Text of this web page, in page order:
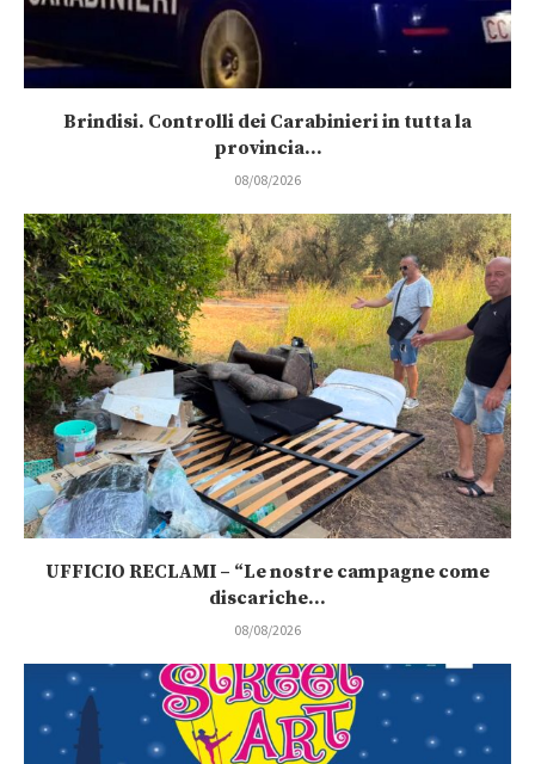
Brindisi. Controlli dei Carabinieri in tutta la
provincia...
08/08/2026
UFFICIO RECLAMI – “Le nostre campagne come
discariche...
08/08/2026